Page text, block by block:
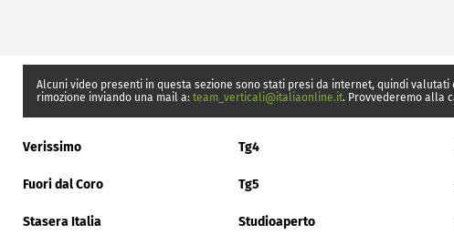
Alcuni video presenti in questa sezione sono stati presi da internet, quindi
rimozione inviando una mail a: team_verticali@italiaonline.it. Provvederemo alla
Verissimo Tg4
Fuori dal Coro Tg5
Stasera Italia Studioaperto